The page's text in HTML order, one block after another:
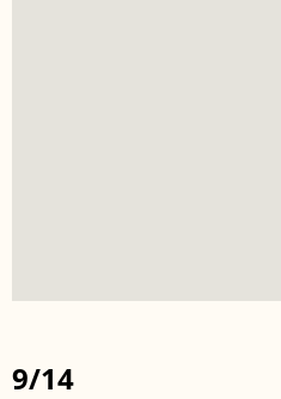
9/14